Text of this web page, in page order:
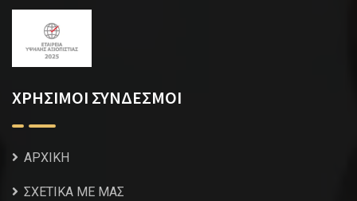
ΧΡΗΣΙΜΟΙ ΣΥΝΔΕΣΜΟΙ
ΑΡΧΙΚΗ
ΣΧΕΤΙΚΑ ΜΕ ΜΑΣ